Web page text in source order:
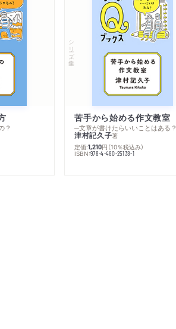
？
シリーズ・全集
苦手から始める作文教室
─文章が書けたらいいことはある？
津村記久子著
定価:1,210円 （10％税込み）
ISBN:978-4-480-25138-1